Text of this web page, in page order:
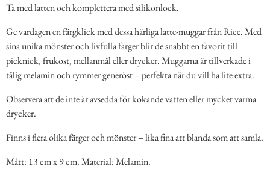
Ta med latten och komplettera med silikonlock.
Ge vardagen en färgklick med dessa härliga latte-muggar från Rice. Med
sina unika mönster och livfulla färger blir de snabbt en favorit till
picknick, frukost, mellanmål eller drycker. Muggarna är tillverkade i
tålig melamin och rymmer generöst – perfekta när du vill ha lite extra.
Observera att de inte är avsedda för kokande vatten eller mycket varma
drycker.
Finns i flera olika färger och mönster – lika fina att blanda som att samla.
Mått: 13 cm x 9 cm. Material: Melamin.